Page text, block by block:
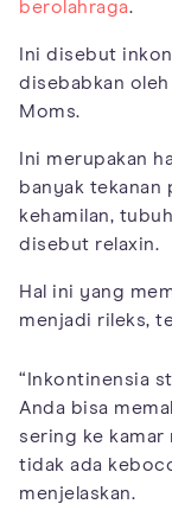
berolahraga.
Ini disebut
disebabkan
Moms.
Ini merupakan
banyak tekanan
kehamilan,
disebut relaxin.
Hal ini yang
menjadi rileks,
“Inkontinensia
Anda bisa
sering ke kamar
tidak ada
menjelaskan.